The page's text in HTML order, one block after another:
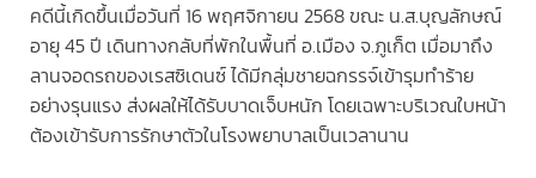
คดีนี้เกิดขึ้นเมื่อวันที่ 16 พฤศจิกายน 2568 ขณะ น.ส.บุญลักษณ์
อายุ 45 ปี เดินทางกลับที่พักในพื้นที่ อ.เมือง จ.ภูเก็ต เมื่อมาถึง
ลานจอดรถของเรสซิเดนซ์ ได้มีกลุ่มชายฉกรรจ์เข้ารุมทำร้าย
อย่างรุนแรง ส่งผลให้ได้รับบาดเจ็บหนัก โดยเฉพาะบริเวณใบหน้า
ต้องเข้ารับการรักษาตัวในโรงพยาบาลเป็นเวลานาน